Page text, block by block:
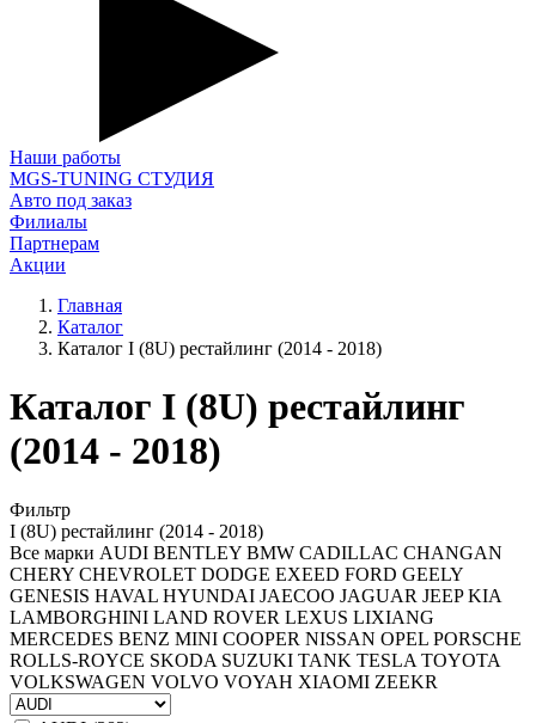
Наши работы
MGS-TUNING СТУДИЯ
Авто под заказ
Филиалы
Партнерам
Акции
Главная
Каталог
Каталог I (8U) рестайлинг (2014 - 2018)
Каталог I (8U) рестайлинг
(2014 - 2018)
Фильтр
I (8U) рестайлинг (2014 - 2018)
Все марки AUDI BENTLEY BMW CADILLAC CHANGAN
CHERY CHEVROLET DODGE EXEED FORD GEELY
GENESIS HAVAL HYUNDAI JAECOO JAGUAR JEEP KIA
LAMBORGHINI LAND ROVER LEXUS LIXIANG
MERCEDES BENZ MINI COOPER NISSAN OPEL PORSCHE
ROLLS-ROYCE SKODA SUZUKI TANK TESLA TOYOTA
VOLKSWAGEN VOLVO VOYAH XIAOMI ZEEKR